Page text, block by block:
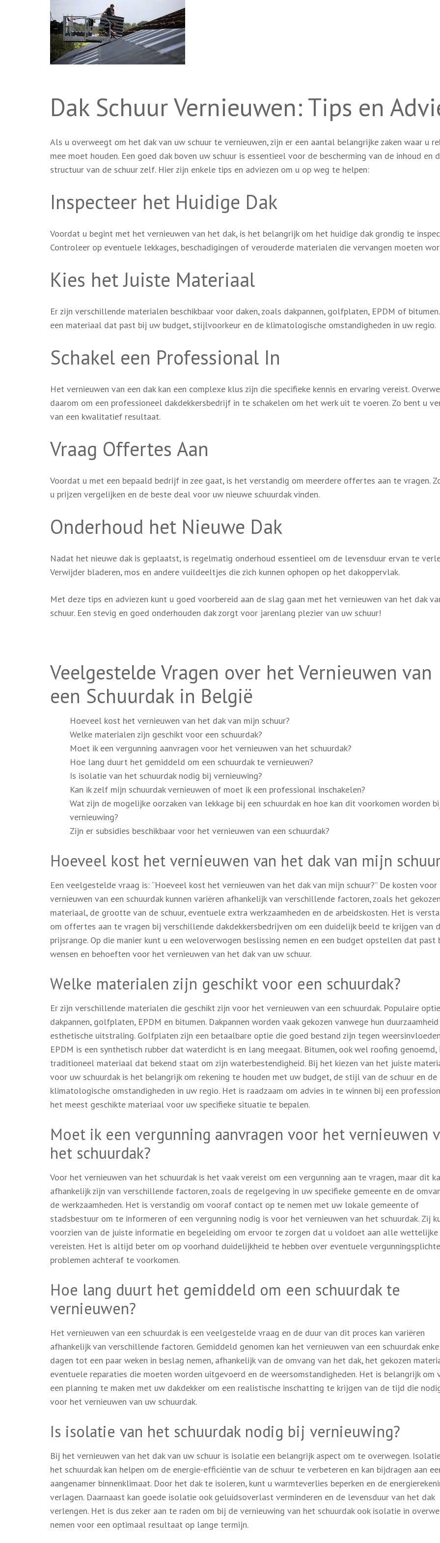
Dak Schuur Vernieuwen: Tips en
Als u overweegt om het dak van uw schuur te vernieuwen, zijn er een aantal belangrijke zaken waar u
mee moet houden. Een goed dak boven uw schuur is essentieel voor de bescherming van de inhoud en
structuur van de schuur zelf. Hier zijn enkele tips en adviezen om u op weg te helpen:
Inspecteer het Huidige Dak
Voordat u begint met het vernieuwen van het dak, is het belangrijk om het huidige dak grondig te
Controleer op eventuele lekkages, beschadigingen of verouderde materialen die vervangen moeten
Kies het Juiste Materiaal
Er zijn verschillende materialen beschikbaar voor daken, zoals dakpannen, golfplaten, EPDM of
een materiaal dat past bij uw budget, stijlvoorkeur en de klimatologische omstandigheden in uw regio.
Schakel een Professional In
Het vernieuwen van een dak kan een complexe klus zijn die specifieke kennis en ervaring vereist.
daarom om een professioneel dakdekkersbedrijf in te schakelen om het werk uit te voeren. Zo bent u
van een kwalitatief resultaat.
Vraag Offertes Aan
Voordat u met een bepaald bedrijf in zee gaat, is het verstandig om meerdere offertes aan te vragen.
u prijzen vergelijken en de beste deal voor uw nieuwe schuurdak vinden.
Onderhoud het Nieuwe Dak
Nadat het nieuwe dak is geplaatst, is regelmatig onderhoud essentieel om de levensduur ervan te
Verwijder bladeren, mos en andere vuildeeltjes die zich kunnen ophopen op het dakoppervlak.
Met deze tips en adviezen kunt u goed voorbereid aan de slag gaan met het vernieuwen van het dak
schuur. Een stevig en goed onderhouden dak zorgt voor jarenlang plezier van uw schuur!
Veelgestelde Vragen over het Vernieuwen van
een Schuurdak in België
Hoeveel kost het vernieuwen van het dak van mijn schuur?
Welke materialen zijn geschikt voor een schuurdak?
Moet ik een vergunning aanvragen voor het vernieuwen van het schuurdak?
Hoe lang duurt het gemiddeld om een schuurdak te vernieuwen?
Is isolatie van het schuurdak nodig bij vernieuwing?
Kan ik zelf mijn schuurdak vernieuwen of moet ik een professional inschakelen?
Wat zijn de mogelijke oorzaken van lekkage bij een schuurdak en hoe kan dit voorkomen worden
vernieuwing?
Zijn er subsidies beschikbaar voor het vernieuwen van een schuurdak?
Hoeveel kost het vernieuwen van het dak van mijn
Een veelgestelde vraag is: “Hoeveel kost het vernieuwen van het dak van mijn schuur?” De kosten voor
vernieuwen van een schuurdak kunnen variëren afhankelijk van verschillende factoren, zoals het
materiaal, de grootte van de schuur, eventuele extra werkzaamheden en de arbeidskosten. Het is
om offertes aan te vragen bij verschillende dakdekkersbedrijven om een duidelijk beeld te krijgen van
prijsrange. Op die manier kunt u een weloverwogen beslissing nemen en een budget opstellen dat past
wensen en behoeften voor het vernieuwen van het dak van uw schuur.
Welke materialen zijn geschikt voor een schuurdak?
Er zijn verschillende materialen die geschikt zijn voor het vernieuwen van een schuurdak. Populaire
dakpannen, golfplaten, EPDM en bitumen. Dakpannen worden vaak gekozen vanwege hun
esthetische uitstraling. Golfplaten zijn een betaalbare optie die goed bestand zijn tegen
EPDM is een synthetisch rubber dat waterdicht is en lang meegaat. Bitumen, ook wel roofing genoemd,
traditioneel materiaal dat bekend staat om zijn waterbestendigheid. Bij het kiezen van het juiste
voor uw schuurdak is het belangrijk om rekening te houden met uw budget, de stijl van de schuur en de
klimatologische omstandigheden in uw regio. Het is raadzaam om advies in te winnen bij een
het meest geschikte materiaal voor uw specifieke situatie te bepalen.
Moet ik een vergunning aanvragen voor het vernieuwen
het schuurdak?
Voor het vernieuwen van het schuurdak is het vaak vereist om een vergunning aan te vragen, maar dit
afhankelijk zijn van verschillende factoren, zoals de regelgeving in uw specifieke gemeente en de
de werkzaamheden. Het is verstandig om vooraf contact op te nemen met uw lokale gemeente of
stadsbestuur om te informeren of een vergunning nodig is voor het vernieuwen van het schuurdak. Zij
voorzien van de juiste informatie en begeleiding om ervoor te zorgen dat u voldoet aan alle wettelijke
vereisten. Het is altijd beter om op voorhand duidelijkheid te hebben over eventuele
problemen achteraf te voorkomen.
Hoe lang duurt het gemiddeld om een schuurdak te
vernieuwen?
Het vernieuwen van een schuurdak is een veelgestelde vraag en de duur van dit proces kan variëren
afhankelijk van verschillende factoren. Gemiddeld genomen kan het vernieuwen van een schuurdak
dagen tot een paar weken in beslag nemen, afhankelijk van de omvang van het dak, het gekozen
eventuele reparaties die moeten worden uitgevoerd en de weersomstandigheden. Het is belangrijk om
een planning te maken met uw dakdekker om een realistische inschatting te krijgen van de tijd die
voor het vernieuwen van uw schuurdak.
Is isolatie van het schuurdak nodig bij vernieuwing?
Bij het vernieuwen van het dak van uw schuur is isolatie een belangrijk aspect om te overwegen.
het schuurdak kan helpen om de energie-efficiëntie van de schuur te verbeteren en kan bijdragen aan
aangenamer binnenklimaat. Door het dak te isoleren, kunt u warmteverlies beperken en de
verlagen. Daarnaast kan goede isolatie ook geluidsoverlast verminderen en de levensduur van het dak
verlengen. Het is dus zeker aan te raden om bij de vernieuwing van het schuurdak ook isolatie in
nemen voor een optimaal resultaat op lange termijn.